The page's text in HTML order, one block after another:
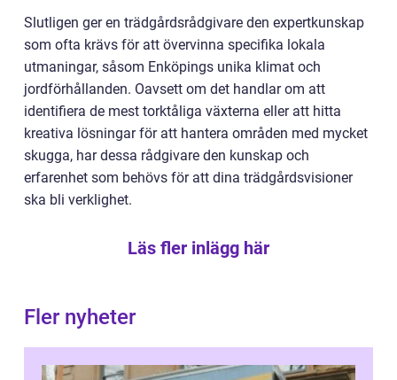
Slutligen ger en trädgårdsrådgivare den expertkunskap
som ofta krävs för att övervinna specifika lokala
utmaningar, såsom Enköpings unika klimat och
jordförhållanden. Oavsett om det handlar om att
identifiera de mest torktåliga växterna eller att hitta
kreativa lösningar för att hantera områden med mycket
skugga, har dessa rådgivare den kunskap och
erfarenhet som behövs för att dina trädgårdsvisioner
ska bli verklighet.
Läs fler inlägg här
Fler nyheter